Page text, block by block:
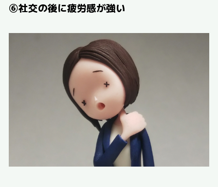
⑥社交の後に疲労感が強い